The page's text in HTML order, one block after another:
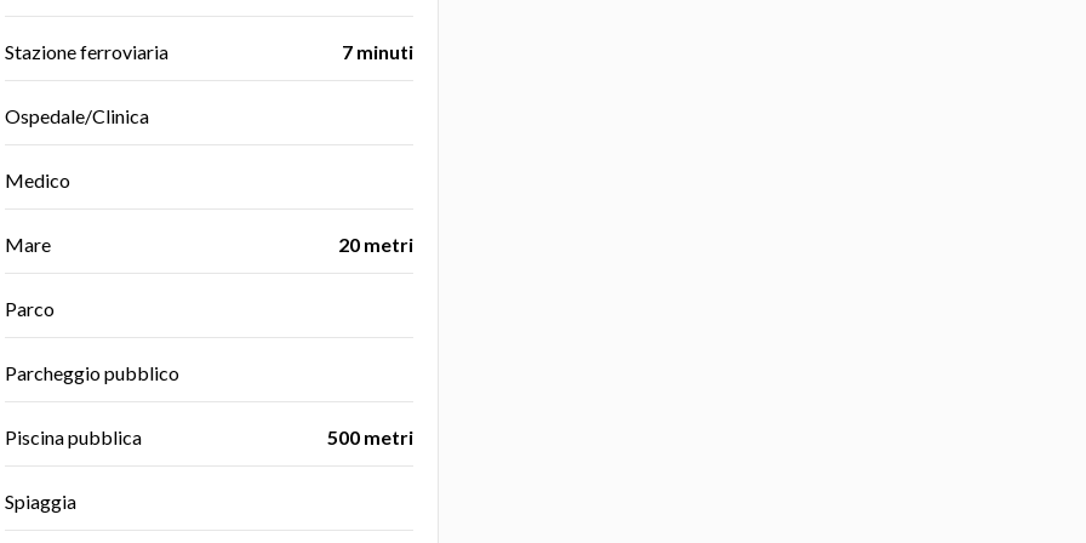
Stazione ferroviaria 7 minuti
Ospedale/Clinica
Medico
Mare 20 metri
Parco
Parcheggio pubblico
Piscina pubblica 500 metri
Spiaggia